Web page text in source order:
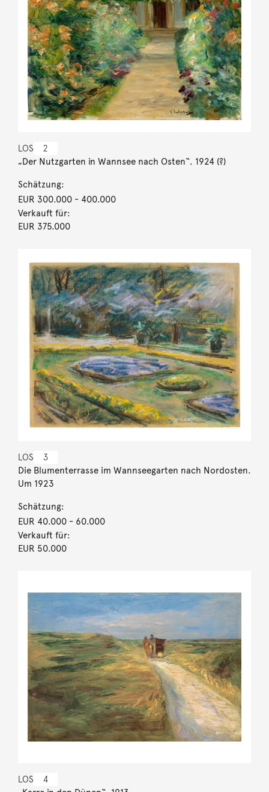
LOS 2
„Der Nutzgarten in Wannsee nach Osten“. 1924 (?)
Schätzung:
EUR 300.000- 400.000
Verkauft für:
EUR 375.000
LOS 3
Die Blumenterrasse im Wannseegarten nach Nordosten.
Um 1923
Schätzung:
EUR 40.000- 60.000
Verkauft für:
EUR 50.000
LOS 4